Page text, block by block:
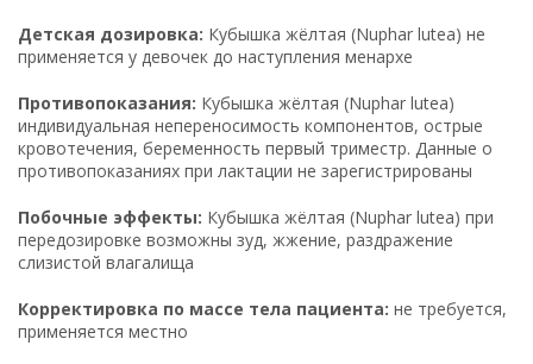
Детская дозировка: Кубышка жёлтая (Nuphar lutea) не
применяется у девочек до наступления менархе
Противопоказания: Кубышка жёлтая (Nuphar lutea)
индивидуальная непереносимость компонентов, острые
кровотечения, беременность первый триместр. Данные о
противопоказаниях при лактации не зарегистрированы
Побочные эффекты: Кубышка жёлтая (Nuphar lutea) при
передозировке возможны зуд, жжение, раздражение
слизистой влагалища
Корректировка по массе тела пациента: не требуется,
применяется местно